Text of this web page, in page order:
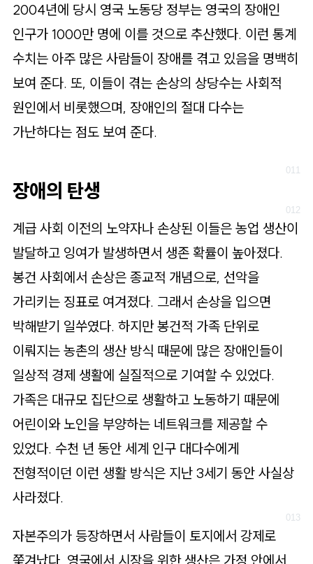
2004년에 당시 영국 노동당 정부는 영국의 장애인
인구가 1000만 명에 이를 것으로 추산했다. 이런 통계
수치는 아주 많은 사람들이 장애를 겪고 있음을 명백히
보여 준다. 또, 이들이 겪는 손상의 상당수는 사회적
원인에서 비롯했으며, 장애인의 절대 다수는
가난하다는 점도 보여 준다.
장애의 탄생
계급 사회 이전의 노약자나 손상된 이들은 농업 생산이
발달하고 잉여가 발생하면서 생존 확률이 높아졌다.
봉건 사회에서 손상은 종교적 개념으로, 선악을
가리키는 징표로 여겨졌다. 그래서 손상을 입으면
박해받기 일쑤였다. 하지만 봉건적 가족 단위로
이뤄지는 농촌의 생산 방식 때문에 많은 장애인들이
일상적 경제 생활에 실질적으로 기여할 수 있었다.
가족은 대규모 집단으로 생활하고 노동하기 때문에
어린이와 노인을 부양하는 네트워크를 제공할 수
있었다. 수천 년 동안 세계 인구 대다수에게
전형적이던 이런 생활 방식은 지난 3세기 동안 사실상
사라졌다.
자본주의가 등장하면서 사람들이 토지에서 강제로
쫓겨났다. 영국에서 시장을 위한 생산은 가정 안에서